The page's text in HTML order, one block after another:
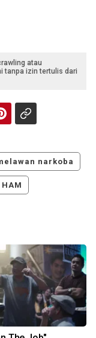
atau
tanpa izin tertulis dari
narkoba